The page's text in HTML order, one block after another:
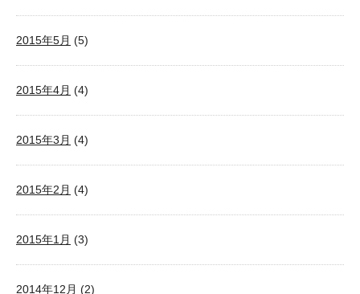
2015年5月 (5)
2015年4月 (4)
2015年3月 (4)
2015年2月 (4)
2015年1月 (3)
2014年12月 (2)